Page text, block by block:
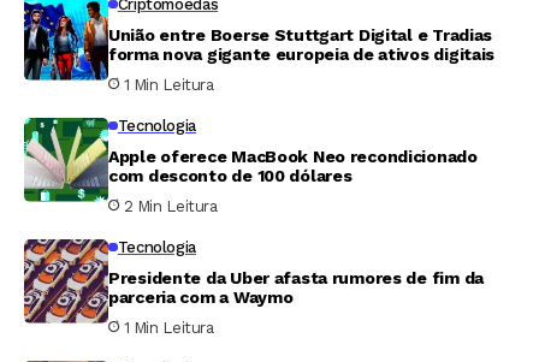
Criptomoedas
União entre Boerse Stuttgart Digital e Tradias
forma nova gigante europeia de ativos digitais
1 Min Leitura
Tecnologia
Apple oferece MacBook Neo recondicionado
com desconto de 100 dólares
2 Min Leitura
Tecnologia
Presidente da Uber afasta rumores de fim da
parceria com a Waymo
1 Min Leitura